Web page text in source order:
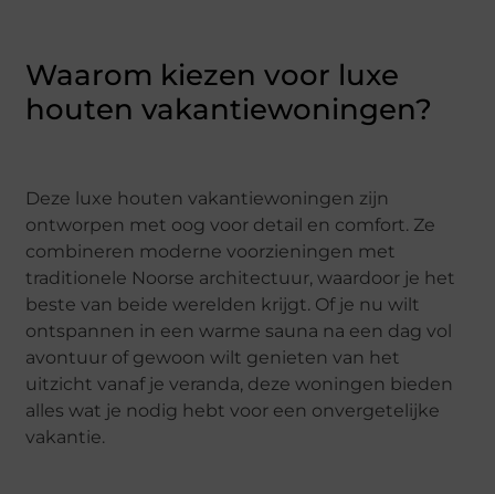
Waarom kiezen voor luxe
houten vakantiewoningen?
Deze luxe houten vakantiewoningen zijn
ontworpen met oog voor detail en comfort. Ze
combineren moderne voorzieningen met
traditionele Noorse architectuur, waardoor je het
beste van beide werelden krijgt. Of je nu wilt
ontspannen in een warme sauna na een dag vol
avontuur of gewoon wilt genieten van het
uitzicht vanaf je veranda, deze woningen bieden
alles wat je nodig hebt voor een onvergetelijke
vakantie.